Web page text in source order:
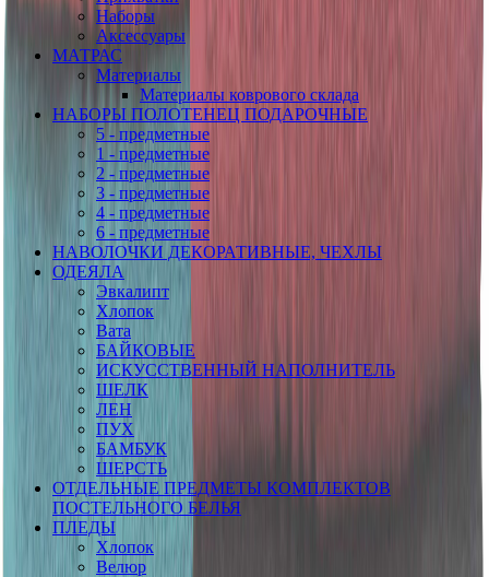
Наборы
Аксессуары
МАТРАС
Материалы
Материалы коврового склада
НАБОРЫ ПОЛОТЕНЕЦ ПОДАРОЧНЫЕ
5 - предметные
1 - предметные
2 - предметные
3 - предметные
4 - предметные
6 - предметные
НАВОЛОЧКИ ДЕКОРАТИВНЫЕ, ЧЕХЛЫ
ОДЕЯЛА
Эвкалипт
Хлопок
Вата
БАЙКОВЫЕ
ИСКУССТВЕННЫЙ НАПОЛНИТЕЛЬ
ШЕЛК
ЛЕН
ПУХ
БАМБУК
ШЕРСТЬ
ОТДЕЛЬНЫЕ ПРЕДМЕТЫ КОМПЛЕКТОВ
ПОСТЕЛЬНОГО БЕЛЬЯ
ПЛЕДЫ
Хлопок
Велюр